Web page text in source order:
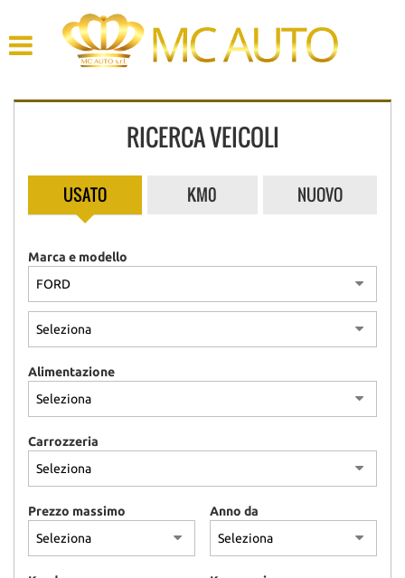
ACQUISTIAMO USATO
CONTATTI
RICERCA VEICOLI
USATO KM0 NUOVO
Marca e modello
Alimentazione
Carrozzeria
Prezzo massimo Anno da